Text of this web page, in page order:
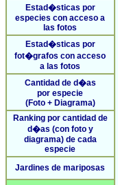
Estad�sticas por
especies con acceso a
las fotos
Estad�sticas por
fot�grafos con acceso
a las fotos
Cantidad de d�as
por especie
(Foto + Diagrama)
Ranking por cantidad de
d�as (con foto y
diagrama) de cada
especie
Jardines de mariposas